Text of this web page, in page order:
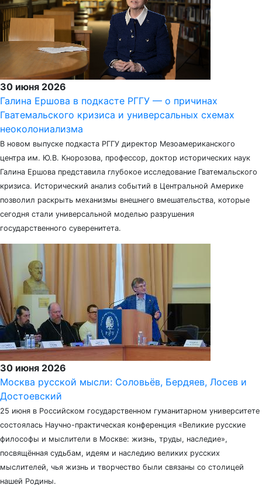
30 июня 2026
Галина Ершова в подкасте РГГУ — о причинах
Гватемальского кризиса и универсальных схемах
неоколониализма
В новом выпуске подкаста РГГУ директор Мезоамериканского
центра им. Ю.В. Кнорозова, профессор, доктор исторических наук
Галина Ершова представила глубокое исследование Гватемальского
кризиса. Исторический анализ событий в Центральной Америке
позволил раскрыть механизмы внешнего вмешательства, которые
сегодня стали универсальной моделью разрушения
государственного суверенитета.
30 июня 2026
Москва русской мысли: Соловьёв, Бердяев, Лосев и
Достоевский
25 июня в Российском государственном гуманитарном университете
состоялась Научно-практическая конференция «Великие русские
философы и мыслители в Москве: жизнь, труды, наследие»,
посвящённая судьбам, идеям и наследию великих русских
мыслителей, чья жизнь и творчество были связаны со столицей
нашей Родины.